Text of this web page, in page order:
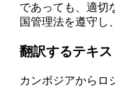
であっても、適切
国管理法を遵守し
翻訳するテキス
カンボジアからロ